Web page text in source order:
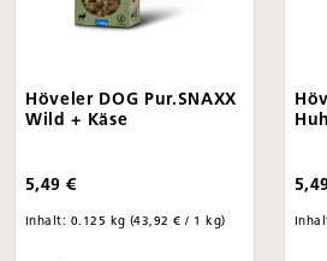
Höveler DOG Pur.SNAXX
Wild + Käse
5,49 €
Inhalt: 0.125 kg (43,92 € / 1 kg)